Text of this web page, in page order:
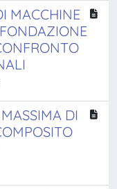
MACCHINE
DI